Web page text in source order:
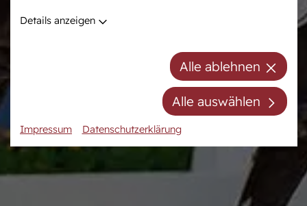
Details anzeigen
Alle ablehnen
Alle auswählen
Impressum Datenschutzerklärung
Zuchtberatung
Kontakt